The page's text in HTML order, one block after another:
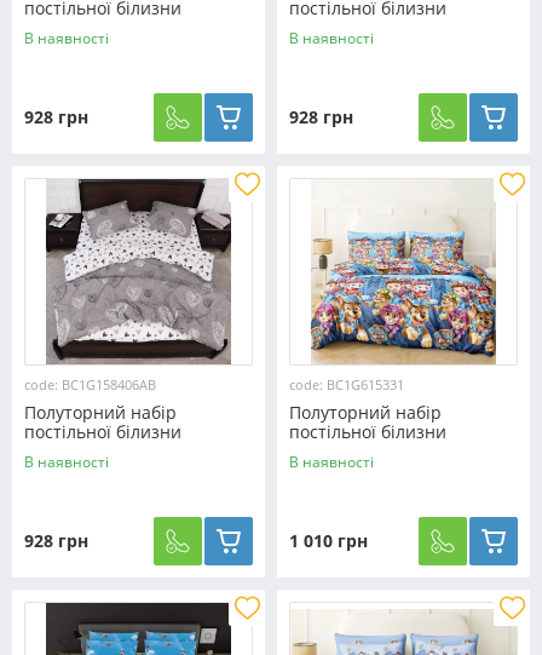
постільної білизни
150*220 із Бязі "Gold"
№167957 Черешенька™
В наявності
928 грн
постільної білизни
150*220 із Бязі "Gold"
№161821 Черешенька™
В наявності
928 грн
code: BC1G158406AB
Полуторний набір
постільної білизни
150*220 із Бязі "Gold"
№158406AB Черешенька™
В наявності
928 грн
code: BC1G615331
Полуторний набір
постільної білизни
150*220 із Бязі "Gold"
№615331 Черешенька™
В наявності
1 010 грн